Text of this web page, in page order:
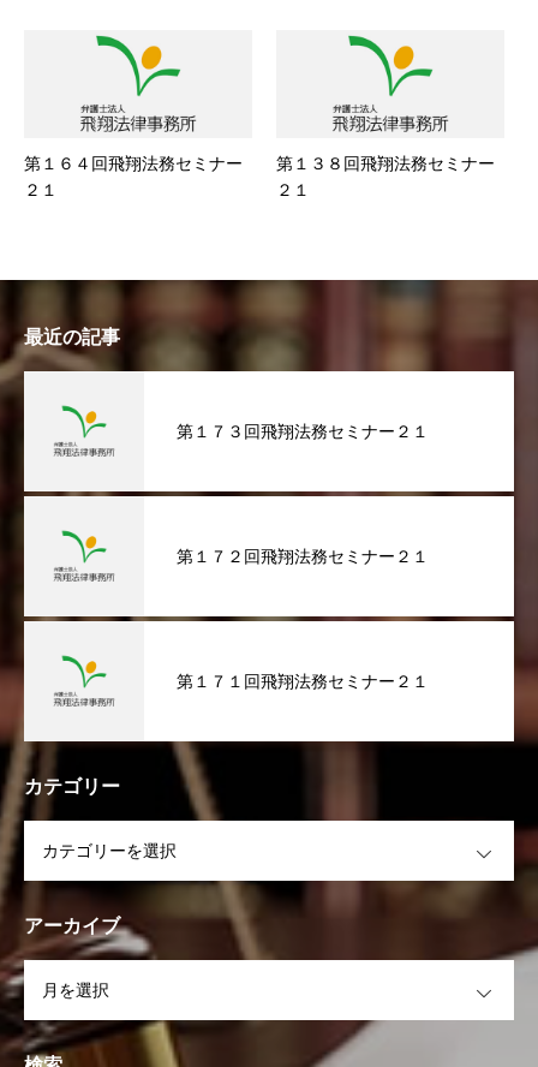
第１６４回飛翔法務セミナー
２１
第１３８回飛翔法務セミナー
２１
最近の記事
第１７３回飛翔法務セミナー２１
第１７２回飛翔法務セミナー２１
第１７１回飛翔法務セミナー２１
カテゴリー
アーカイブ